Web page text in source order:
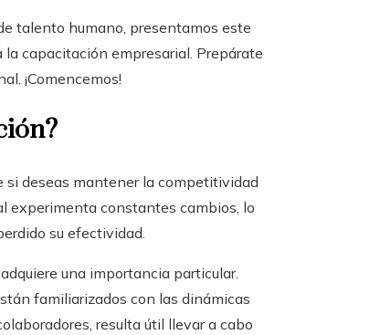
talento humano, presentamos este
capacitación empresarial. Prepárate
¡Comencemos!
si deseas mantener la competitividad
experimenta constantes cambios, lo
su efectividad.
una importancia particular.
familiarizados con las dinámicas
resulta útil llevar a cabo